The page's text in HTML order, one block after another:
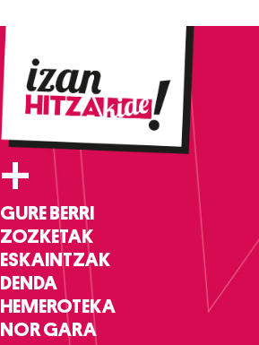
+
GURE BERRI
ZOZKETAK
ESKAINTZAK
DENDA
HEMEROTEKA
NOR GARA